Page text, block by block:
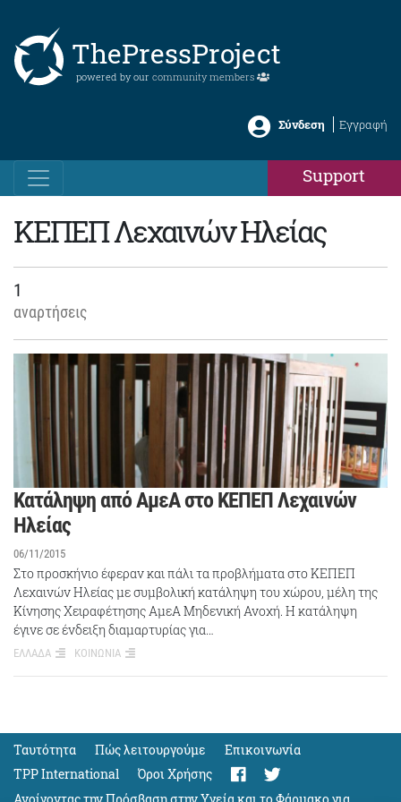
ThePressProject
powered by our community members
Σύνδεση Εγγραφή
Support
ΚΕΠΕΠ Λεχαινών Ηλείας
1
αναρτήσεις
Κατάληψη από ΑμεΑ στο ΚΕΠΕΠ Λεχαινών
Ηλείας
06/11/2015
Στο προσκήνιο έφεραν και πάλι τα προβλήματα στο ΚΕΠΕΠ
Λεχαινών Ηλείας με συμβολική κατάληψη του χώρου, μέλη της
Κίνησης Χειραφέτησης ΑμεΑ Μηδενική Ανοχή. Η κατάληψη
έγινε σε ένδειξη διαμαρτυρίας για…
ΕΛΛΑΔΑ ΚΟΙΝΩΝΙΑ
Ταυτότητα Πώς λειτουργούμε
Eπικοινωνία
TPP International
Όροι Χρήσης